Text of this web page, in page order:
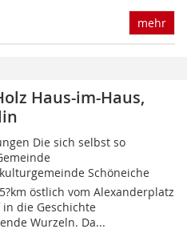
mehr
Haus-im-Haus,
Die sich selbst so
Schöneiche
östlich vom Alexanderplatz
die Geschichte
Wurzeln. Da...